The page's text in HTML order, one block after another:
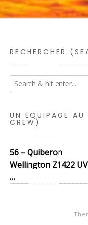
RECHERCHER
UN ÉQUIPAGE
CREW)
56 – Quiberon
Wellington Z1422
…